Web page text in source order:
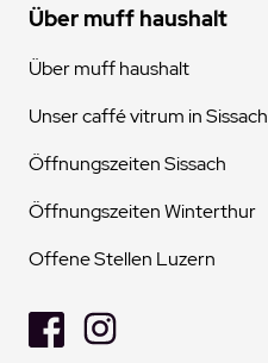
Über muff haushalt
Über muff haushalt
Unser caffé vitrum in Sissach
Öffnungszeiten Sissach
Öffnungszeiten Winterthur
Offene Stellen Luzern